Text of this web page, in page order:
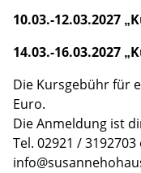
10.03.-12.03.2027
14.03.-16.03.2027
Die Kursgebühr für
Euro.
Die Anmeldung ist
Tel. 02921 /